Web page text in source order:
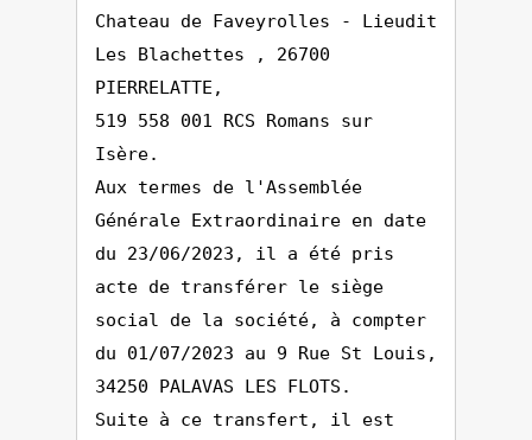
Chateau de Faveyrolles - Lieudit
Les Blachettes , 26700
PIERRELATTE,
519 558 001 RCS Romans sur
Isère.
Aux termes de l'Assemblée
Générale Extraordinaire en date
du 23/06/2023, il a été pris
acte de transférer le siège
social de la société, à compter
du 01/07/2023 au 9 Rue St Louis,
34250 PALAVAS LES FLOTS.
Suite à ce transfert, il est